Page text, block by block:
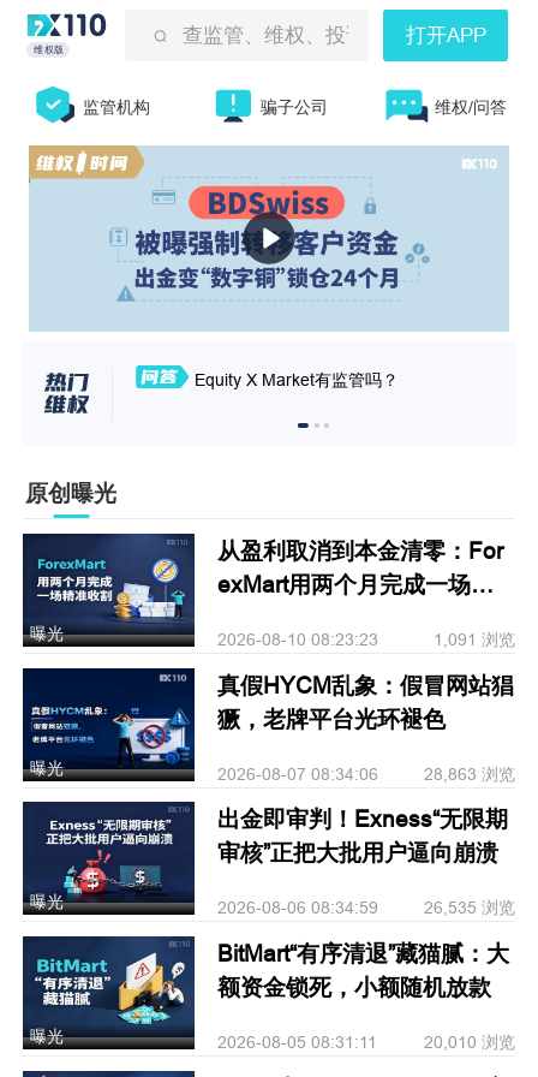
查监管、维权、投诉曝光等打开APP
监管机构 骗子公司 维权/问答
Equity X Market有监管吗？
原创曝光
曝光
从盈利取消到本金清零：For
exMart用两个月完成一场精
2026-08-10 08:23:23 1,091 浏览
曝光
真假HYCM乱象：假冒网站猖
獗，老牌平台光环褪色
2026-08-07 08:34:06 28,863 浏览
曝光
出金即审判！Exness“无限期
审核”正把大批用户逼向崩溃
2026-08-06 08:34:59 26,535 浏览
曝光
BitMart“有序清退”藏猫腻：大
额资金锁死，小额随机放款
2026-08-05 08:31:11 20,010 浏览